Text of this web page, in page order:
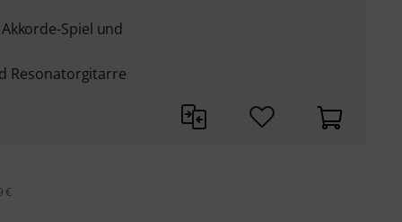
Spiel und
Resonatorgitarre
€